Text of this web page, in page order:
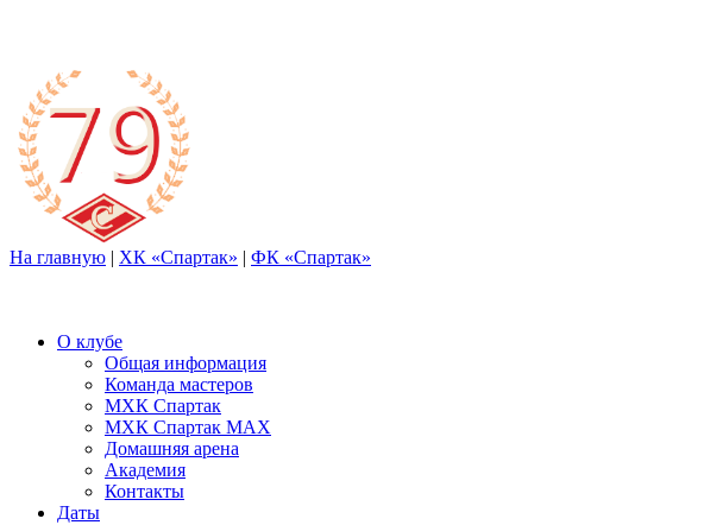
На главную | ХК «Спартак» | ФК «Спартак»
О клубе
Общая информация
Команда мастеров
МХК Спартак
МХК Спартак МАХ
Домашняя арена
Академия
Контакты
Даты